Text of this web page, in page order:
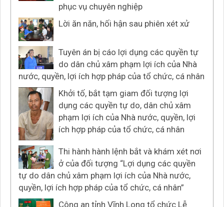
phục vụ chuyên nghiệp
Lời ăn năn, hối hận sau phiên xét xử
Tuyên án bị cáo lợi dụng các quyền tự
do dân chủ xâm phạm lợi ích của Nhà
nước, quyền, lợi ích hợp pháp của tổ chức, cá nhân
Khởi tố, bắt tạm giam đối tượng lợi
dụng các quyền tự do, dân chủ xâm
phạm lợi ích của Nhà nước, quyền, lợi
ích hợp pháp của tổ chức, cá nhân
Thi hành hành lệnh bắt và khám xét nơi
ở của đối tượng “Lợi dụng các quyền
tự do dân chủ xâm phạm lợi ích của Nhà nước,
quyền, lợi ích hợp pháp của tổ chức, cá nhân”
Công an tỉnh Vĩnh Long tổ chức Lễ